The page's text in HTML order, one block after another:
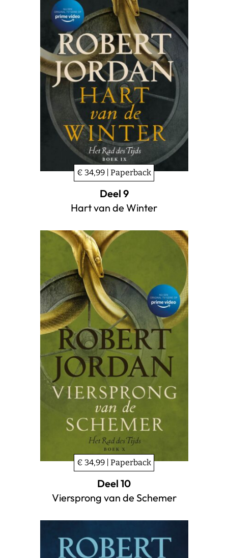
€ 34,99 | Paperback
Deel 9
Hart van de Winter
€ 34,99 | Paperback
Deel 10
Viersprong van de Schemer